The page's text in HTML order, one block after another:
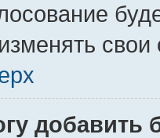
свои
добавить